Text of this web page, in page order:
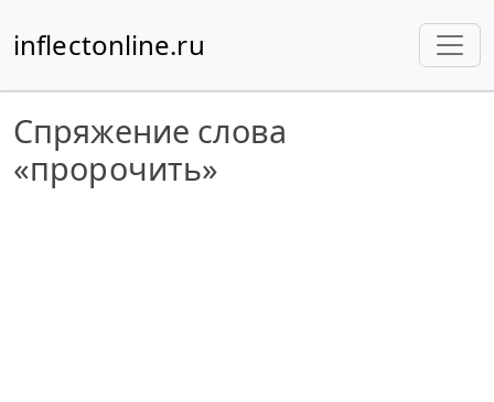
inflectonline.ru
Спряжение слова
«пророчить»